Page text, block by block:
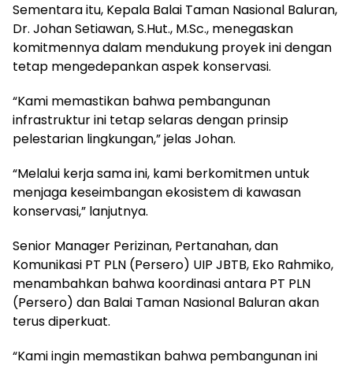
Sementara itu, Kepala Balai Taman Nasional Baluran,
Dr. Johan Setiawan, S.Hut., M.Sc., menegaskan
komitmennya dalam mendukung proyek ini dengan
tetap mengedepankan aspek konservasi.
“Kami memastikan bahwa pembangunan
infrastruktur ini tetap selaras dengan prinsip
pelestarian lingkungan,” jelas Johan.
“Melalui kerja sama ini, kami berkomitmen untuk
menjaga keseimbangan ekosistem di kawasan
konservasi,” lanjutnya.
Senior Manager Perizinan, Pertanahan, dan
Komunikasi PT PLN (Persero) UIP JBTB, Eko Rahmiko,
menambahkan bahwa koordinasi antara PT PLN
(Persero) dan Balai Taman Nasional Baluran akan
terus diperkuat.
“Kami ingin memastikan bahwa pembangunan ini